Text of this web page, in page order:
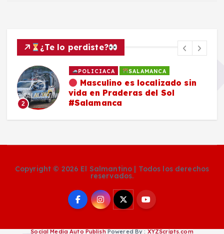
¿Te lo perdiste?
2
POLICIACA SALAMANCA
Masculino es localizado sin
vida en Praderas del Sol
#Salamanca
Copyright © 2026 El Salmantino | Todos los derechos
reservados.
Social Media Auto Publish Powered By : XYZScripts.com